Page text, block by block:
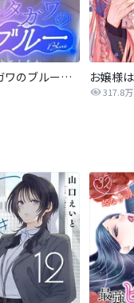
サレタガワのブルー【タテヨミ】
317.8万